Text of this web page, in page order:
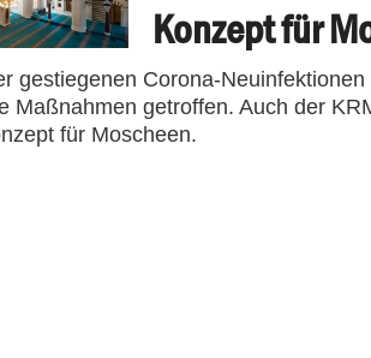
Konzept für
gestiegenen Corona-
Maßnahmen getroffen. Auch der
für Moscheen.